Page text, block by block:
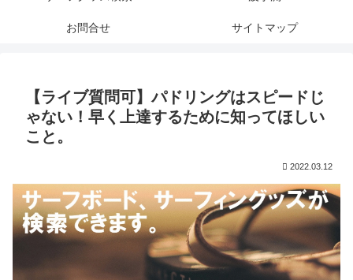
お問合せ サイトマップ
【ライブ質問可】パドリングはスピードじ
ゃない！早く上達するために知ってほしい
こと。
2022.03.12